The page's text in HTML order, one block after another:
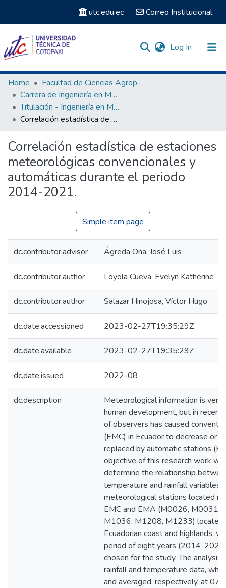
utc.edu.ec Correo Institucional
Log In (current)
Communities & Collections
Search
Statistics
Home
Facultad de Ciencias Agropecuarias y Recursos Naturales
Carrera de Ingeniería en Medio Ambiente
Titulación - Ingeniería en Medio Ambiente
Correlación estadística de estaciones meteorológicas convencionales y automáticas durante el periodo 2014-2021.
Correlación estadística de estaciones
meteorológicas convencionales y
automáticas durante el periodo
2014-2021.
Simple item page
dc.contributor.advisor Ágreda Oña, José Luis
dc.contributor.author Loyola Cueva, Evelyn Katherine
dc.contributor.author Salazar Hinojosa, Víctor Hugo
dc.date.accessioned 2023-02-27T19:35:29Z
dc.date.available 2023-02-27T19:35:29Z
dc.date.issued 2022-08
dc.description
Meteorological information is very
human development, but in recent
of observers has caused
(EMC) in Ecuador to decrease or
replaced by automatic stations
objective of this research work
determine the relationship
temperature and rainfall variables
meteorological stations located
EMC and EMA (M0026, M0031,
M1036, M1208, M1233) located
Ecuadorian coast and highlands,
period of eight years (2014-
chosen for the study. The analysis
rainfall and temperature data,
and averaged, respectively, at